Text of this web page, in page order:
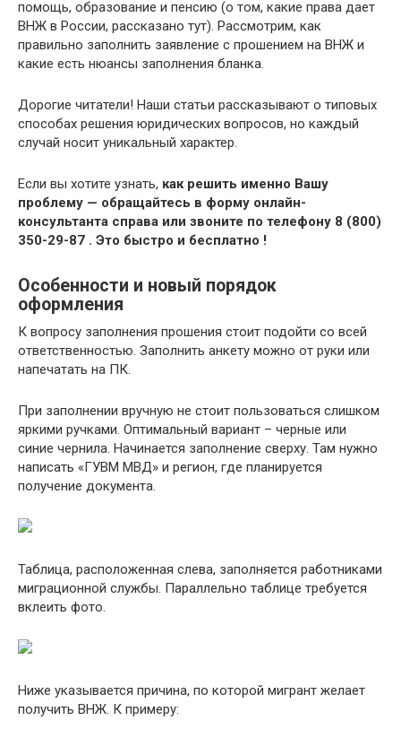
помощь, образование и пенсию (о том, какие права дает
ВНЖ в России, рассказано тут). Рассмотрим, как
правильно заполнить заявление с прошением на ВНЖ и
какие есть нюансы заполнения бланка.
Дорогие читатели! Наши статьи рассказывают о типовых
способах решения юридических вопросов, но каждый
случай носит уникальный характер.
Если вы хотите узнать, как решить именно Вашу
проблему — обращайтесь в форму онлайн-
консультанта справа или звоните по телефону 8 (800)
350-29-87 . Это быстро и бесплатно !
Особенности и новый порядок
оформления
К вопросу заполнения прошения стоит подойти со всей
ответственностью. Заполнить анкету можно от руки или
напечатать на ПК.
При заполнении вручную не стоит пользоваться слишком
яркими ручками. Оптимальный вариант – черные или
синие чернила. Начинается заполнение сверху. Там нужно
написать «ГУВМ МВД» и регион, где планируется
получение документа.
Таблица, расположенная слева, заполняется работниками
миграционной службы. Параллельно таблице требуется
вклеить фото.
Ниже указывается причина, по которой мигрант желает
получить ВНЖ. К примеру: